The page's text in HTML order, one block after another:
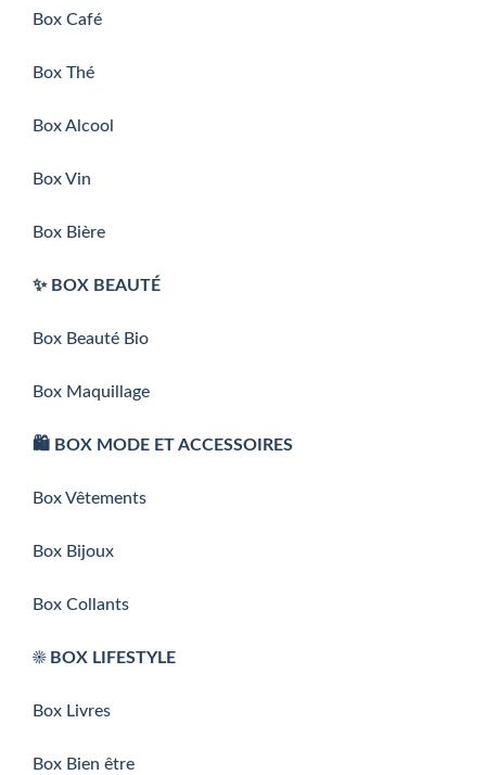
Box Café
Box Thé
Box Alcool
Box Vin
Box Bière
✨ BOX BEAUTÉ
Box Beauté Bio
Box Maquillage
🛍️ BOX MODE ET ACCESSOIRES
Box Vêtements
Box Bijoux
Box Collants
☀️ BOX LIFESTYLE
Box Livres
Box Bien être